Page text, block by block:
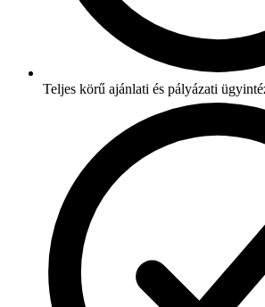
Teljes körű ajánlati és pályázati